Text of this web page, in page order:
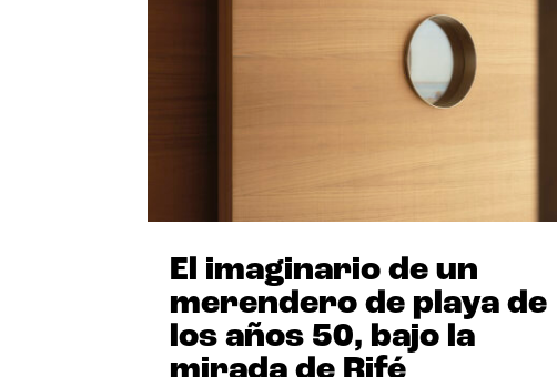
El imaginario de un
merendero de playa de
los años 50, bajo la